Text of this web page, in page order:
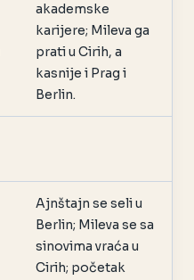
akademske
karijere; Mileva ga
prati u Cirih, a
kasnije i Prag i
Berlin.
Ajnštajn se seli u
Berlin; Mileva se sa
sinovima vraća u
Cirih; početak